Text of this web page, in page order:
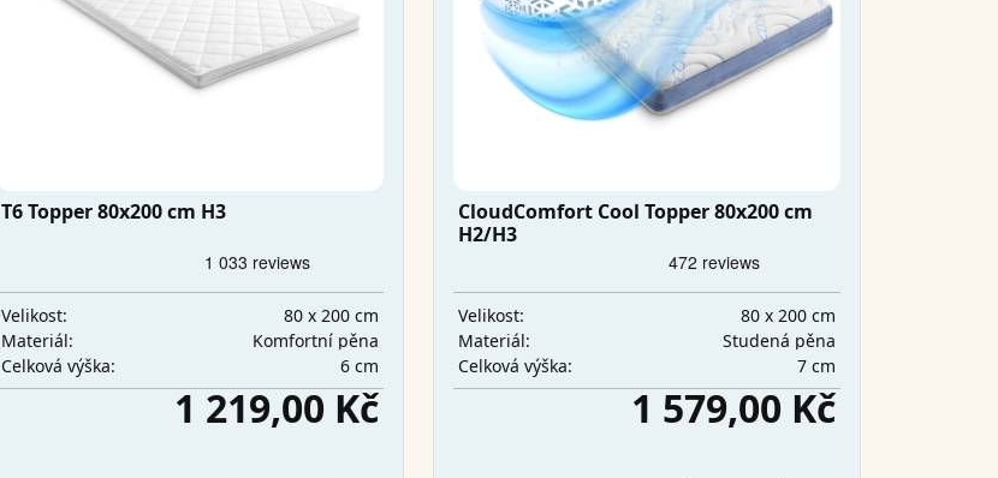
T6 Topper 80x200 cm H3
Velikost:
80 x 200 cm
Materiál:
Komfortní pěna
Celková výška:
6 cm
1 219,00 Kč
CloudComfort Cool Topper 80x200 cm
H2/H3
Velikost:
80 x 200 cm
Materiál:
Studená pěna
Celková výška:
7 cm
1 579,00 Kč